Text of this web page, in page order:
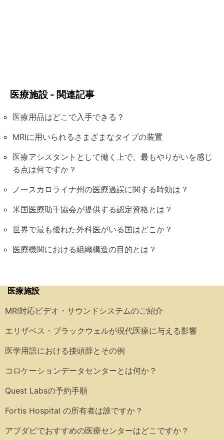
医療施設 - 関連記事
医療用品はどこで入手できる？
MRIに用いられるさまざまなタイプの装置
医療アシスタントとして働く上で、最もやりがいを感じ
る点は何ですか？
ノースカロライナ州の医療過誤に関する時効は？
米国医療助手協会が提供する認定資格とは？
世界で最も優れた外科医がいる国はどこか？
医療機関における組織構造の目的とは？
医療施設
MRI対応ビデオ・サウンドシステムのご紹介
エリザベス・ブラックウェルが現代医療に与える影響
医学用語における接頭辞とその例
コロケーションデータセンターとは何か？
Quest Labsの予約手順
Fortis Hospital の所有者は誰ですか？
アブダビでおすすめの医療センターはどこですか？